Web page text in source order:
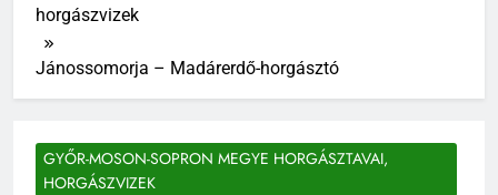
horgászvizek
Jánossomorja – Madárerdő-horgásztó
GYŐR-MOSON-SOPRON MEGYE HORGÁSZTAVAI,
HORGÁSZVIZEK